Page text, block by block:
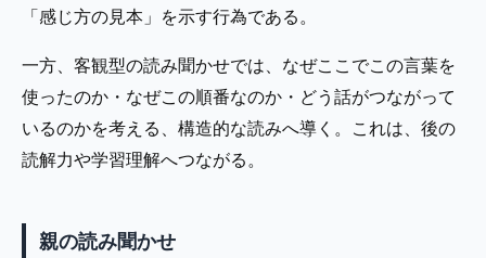
「感じ方の見本」を示す行為である。
一方、客観型の読み聞かせでは、なぜここでこの言葉を
使ったのか・なぜこの順番なのか・どう話がつながって
いるのかを考える、構造的な読みへ導く。これは、後の
読解力や学習理解へつながる。
親の読み聞かせ